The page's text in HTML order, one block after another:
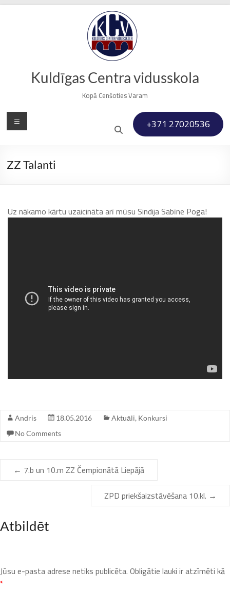
Skip
Kuldīgas Centra vidusskola
Kopā Cenšoties Varam
+371 27020536
Menu
ZZ Talanti
Uz nākamo kārtu uzaicināta arī mūsu Sindija Sabīne Poga!
Andris 18.05.2016 Aktuāli, Konkursi
No Comments
← 7.b un 10.m ZZ Čempionātā Liepājā
ZPD priekšaizstāvēšana 10.kl. →
Atbildēt
Jūsu e-pasta adrese netiks publicēta.Obligātie lauki ir atzīmēti kā
*